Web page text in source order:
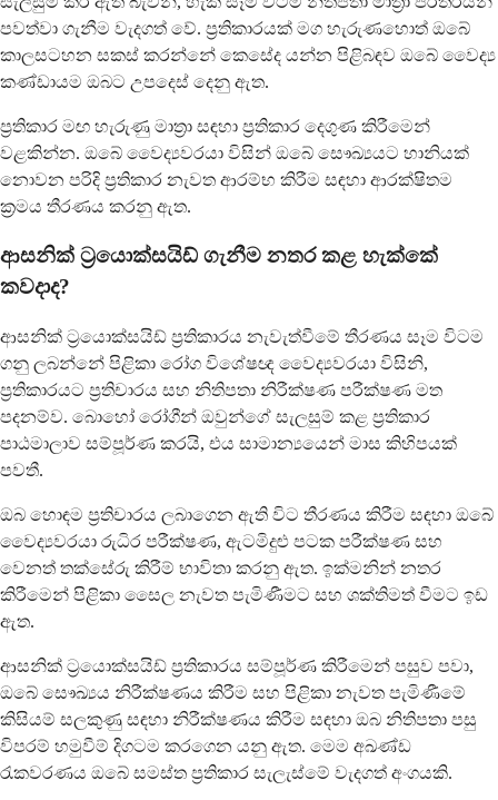
පවත්වා ගැනීම වැදගත් වේ. ප්‍රතිකාරයක් මග හැරුණහොත් ඔබේ
කාලසටහන සකස් කරන්නේ කෙසේද යන්න පිළිබඳව ඔබේ වෛද්‍ය
කණ්ඩායම ඔබට උපදෙස් දෙනු ඇත.
ප්‍රතිකාර මඟ හැරුණු මාත්‍රා සඳහා ප්‍රතිකාර දෙගුණ කිරීමෙන්
වළකින්න. ඔබේ වෛද්‍යවරයා විසින් ඔබේ සෞඛ්‍යයට හානියක්
නොවන පරිදි ප්‍රතිකාර නැවත ආරම්භ කිරීම සඳහා ආරක්ෂිතම
ක්‍රමය තීරණය කරනු ඇත.
ආසනික් ට්‍රයොක්සයිඩ් ගැනීම නතර කළ හැක්කේ
කවදාද?
ආසනික් ට්‍රයොක්සයිඩ් ප්‍රතිකාරය නැවැත්වීමේ තීරණය සෑම විටම
ගනු ලබන්නේ පිළිකා රෝග විශේෂඥ වෛද්‍යවරයා විසිනි,
ප්‍රතිකාරයට ප්‍රතිචාරය සහ නිතිපතා නිරීක්ෂණ පරීක්ෂණ මත
පදනම්ව. බොහෝ රෝගීන් ඔවුන්ගේ සැලසුම් කළ ප්‍රතිකාර
පාඨමාලාව සම්පූර්ණ කරයි, එය සාමාන්‍යයෙන් මාස කිහිපයක්
පවතී.
ඔබ හොඳම ප්‍රතිචාරය ලබාගෙන ඇති විට තීරණය කිරීම සඳහා ඔබේ
වෛද්‍යවරයා රුධිර පරීක්ෂණ, ඇටමිදුළු පටක පරීක්ෂණ සහ
වෙනත් තක්සේරු කිරීම් භාවිතා කරනු ඇත. ඉක්මනින් නතර
කිරීමෙන් පිළිකා සෛල නැවත පැමිණීමට සහ ශක්තිමත් වීමට ඉඩ
ඇත.
ආසනික් ට්‍රයොක්සයිඩ් ප්‍රතිකාරය සම්පූර්ණ කිරීමෙන් පසුව පවා,
ඔබේ සෞඛ්‍යය නිරීක්ෂණය කිරීම සහ පිළිකා නැවත පැමිණීමේ
කිසියම් සලකුණු සඳහා නිරීක්ෂණය කිරීම සඳහා ඔබ නිතිපතා පසු
විපරම් හමුවීම් දිගටම කරගෙන යනු ඇත. මෙම අඛණ්ඩ
රැකවරණය ඔබේ සමස්ත ප්‍රතිකාර සැලැස්මේ වැදගත් අංගයකි.